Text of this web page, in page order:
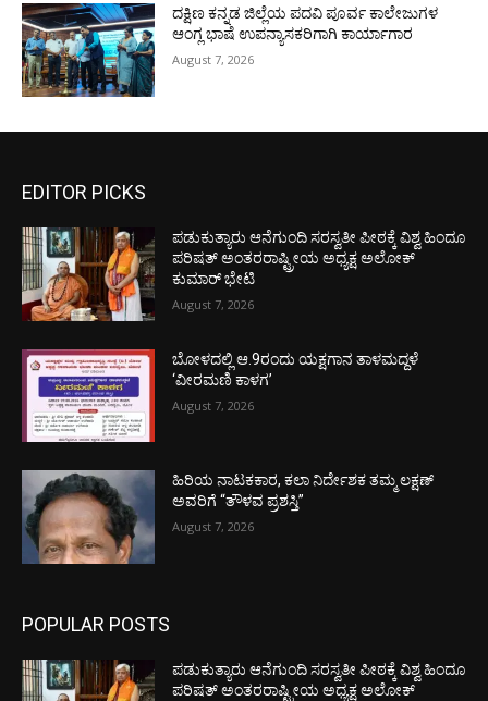
ದಕ್ಷಿಣ ಕನ್ನಡ ಜಿಲ್ಲೆಯ ಪದವಿ ಪೂರ್ವ ಕಾಲೇಜುಗಳ
ಆಂಗ್ಲ ಭಾಷೆ ಉಪನ್ಯಾಸಕರಿಗಾಗಿ ಕಾರ್ಯಾಗಾರ
August 7, 2026
EDITOR PICKS
ಪಡುಕುತ್ಯಾರು ಆನೆಗುಂದಿ ಸರಸ್ವತೀ ಪೀಠಕ್ಕೆ ವಿಶ್ವ ಹಿಂದೂ
ಪರಿಷತ್ ಅಂತರರಾಷ್ಟ್ರೀಯ ಅಧ್ಯಕ್ಷ ಅಲೋಕ್
ಕುಮಾರ್ ಭೇಟಿ
August 7, 2026
ಬೋಳದಲ್ಲಿ ಆ.9ರಂದು ಯಕ್ಷಗಾನ ತಾಳಮದ್ದಳೆ
‘ವೀರಮಣಿ ಕಾಳಗ’
August 7, 2026
ಹಿರಿಯ ನಾಟಕಕಾರ, ಕಲಾ ನಿರ್ದೇಶಕ ತಮ್ಮ ಲಕ್ಷಣ್
ಅವರಿಗೆ “ತೌಳವ ಪ್ರಶಸ್ತಿ”
August 7, 2026
POPULAR POSTS
ಪಡುಕುತ್ಯಾರು ಆನೆಗುಂದಿ ಸರಸ್ವತೀ ಪೀಠಕ್ಕೆ ವಿಶ್ವ ಹಿಂದೂ
ಪರಿಷತ್ ಅಂತರರಾಷ್ಟ್ರೀಯ ಅಧ್ಯಕ್ಷ ಅಲೋಕ್